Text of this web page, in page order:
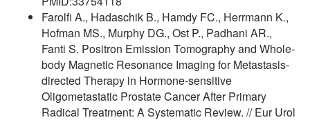
Farolfi A., Hadaschik B., Hamdy FC., Herrmann K.,
Hofman MS., Murphy DG., Ost P., Padhani AR.,
Fanti S. Positron Emission Tomography and Whole-
body Magnetic Resonance Imaging for Metastasis-
directed Therapy in Hormone-sensitive
Oligometastatic Prostate Cancer After Primary
Radical Treatment: A Systematic Review. // Eur Urol